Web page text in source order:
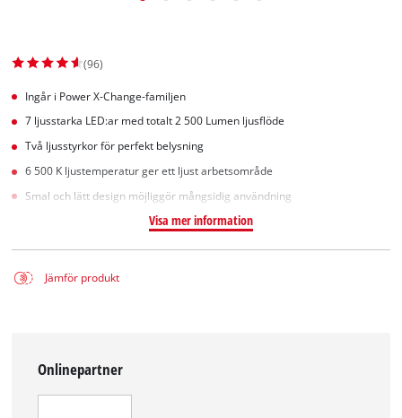
(96)
Ingår i Power X-Change-familjen
7 ljusstarka LED:ar med totalt 2 500 Lumen ljusflöde
Två ljusstyrkor för perfekt belysning
6 500 K ljustemperatur ger ett ljust arbetsområde
Smal och lätt design möjliggör mångsidig användning
Visa mer information
Jämför produkt
Onlinepartner